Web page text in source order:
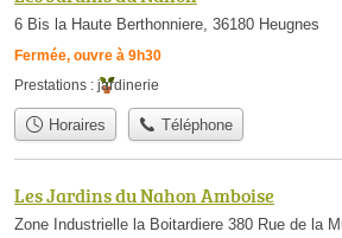
6 Bis la Haute Berthonniere, 36180 Heugnes
Fermée, ouvre à 9h30
Prestations : jardinerie
Horaires Téléphone
Les Jardins du Nahon Amboise
Zone Industrielle la Boitardiere 380 Rue de la